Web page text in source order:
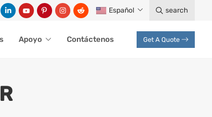
Español search
Apoyo Contáctenos Get A Quote